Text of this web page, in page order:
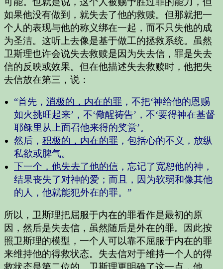
如果他没有做到，就失去了他的救赎。但那就把一
个人的表现与他的称义绑在一起，而不只失他的成
为圣洁。这听上去像是基于做工的拯救系统。虽然
卫斯理也许会说失去救赎是因为失去信，罪是失去
信的反映或效果。但在他描述失去救赎时，他把失
去信放在第三，说：
“首先， 消极的，内在的罪 ，不把‘神给他的恩赐
如火挑旺起来’，不‘儆醒祷告’，不‘要得神在基督
耶稣里从上面召他来得的奖赏’。
然后， 积极的，内在的罪 ，包括心的不义，放纵
私欲或脾气。
下一个，他失去了他的信 ，忘记了宽恕他的神，
结果丧失了对神的爱；而且，因为软弱和像其他
的人，他就能犯外在的罪。”
所以，卫斯理把屈服于内在的罪看作是最初的原
因，然后是失去信，虽然随后是外在的罪。因此按
照卫斯理的模型，一个人可以靠不屈服于内在的罪
来维持他的得救状态。失去信对于维持一个人的得
救状态是第二位的。卫斯理更明确了这一点，他